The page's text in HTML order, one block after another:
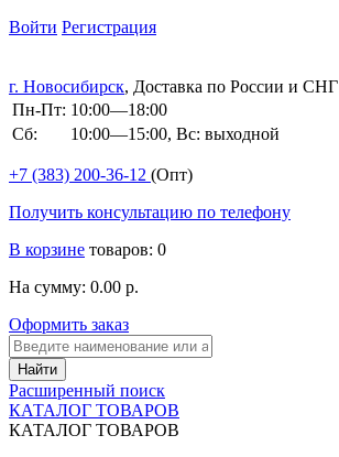
Войти Регистрация
г. Новосибирск, Доставка по России и СНГ
Пн-Пт: 10:00—18:00
Сб:
10:00—15:00, Вс: выходной
+7 (383) 200-36-12 (Опт)
Получить консультацию по телефону
В корзине товаров: 0
На сумму: 0.00 р.
Оформить заказ
Расширенный поиск
КАТАЛОГ ТОВАРОВ
КАТАЛОГ ТОВАРОВ